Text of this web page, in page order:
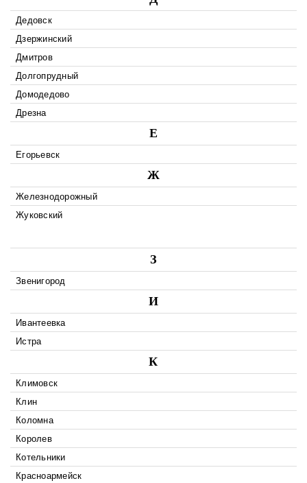
Дедовск
Дзержинский
Дмитров
Долгопрудный
Домодедово
Дрезна
Е
Егорьевск
Ж
Железнодорожный
Жуковский
З
Звенигород
И
Ивантеевка
Истра
К
Климовск
Клин
Коломна
Королев
Котельники
Красноармейск